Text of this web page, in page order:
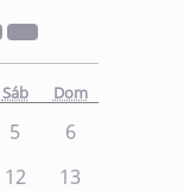
Sáb Dom
5
6
12
13